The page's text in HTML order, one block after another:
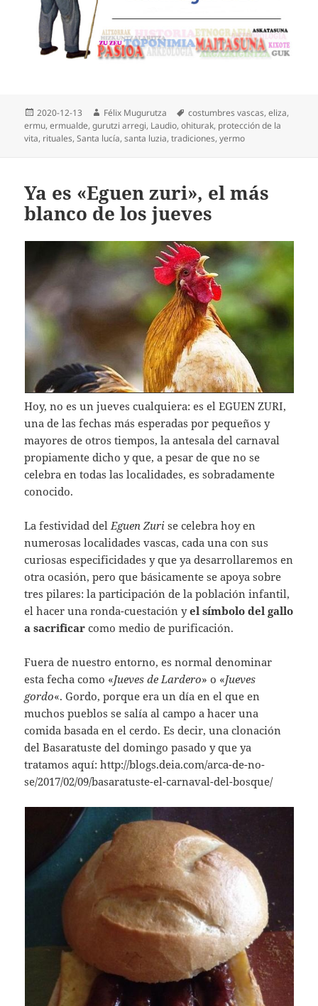
Publicado
el
2020-12-13 Autor
Félix Mugurutza Etiquetas
costumbres vascas,eliza,
ermu,ermualde,gurutzi arregi, Laudio,ohiturak, protección de la
vita, rituales,Santa lucía,santa luzia,tradiciones,yermo
Ya es «Eguen zuri», el más
blanco de los jueves
Hoy, no es un jueves cualquiera: es el EGUEN ZURI,
una de las fechas más esperadas por pequeños y
mayores de otros tiempos, la antesala del carnaval
propiamente dicho y que, a pesar de que no se
celebra en todas las localidades, es sobradamente
conocido.
La festividad del Eguen Zuri se celebra hoy en
numerosas localidades vascas, cada una con sus
curiosas especificidades y que ya desarrollaremos en
otra ocasión, pero que básicamente se apoya sobre
tres pilares: la participación de la población infantil,
el hacer una ronda-cuestación yel símbolo del gallo
a sacrificar como medio de purificación.
Fuera de nuestro entorno, es normal denominar
esta fecha como «Jueves de Lardero» o «Jueves
gordo«. Gordo, porque era un día en el que en
muchos pueblos se salía al campo a hacer una
comida basada en el cerdo. Es decir, una clonación
del Basaratuste del domingo pasado y que ya
tratamos aquí: http://blogs.deia.com/arca-de-no-
se/2017/02/09/basaratuste-el-carnaval-del-bosque/